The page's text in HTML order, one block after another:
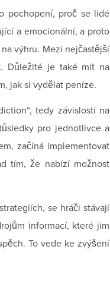
pochopení, proč se lidé
a emocionální, a proto
výhru. Mezi nejčastější
Důležité je také mít na
jak si vydělat peníze.
tedy závislosti na
pro jednotlivce a
začíná implementovat
tím, že nabízí možnost
se hráči stávají
informací, které jim
To vede ke zvýšení